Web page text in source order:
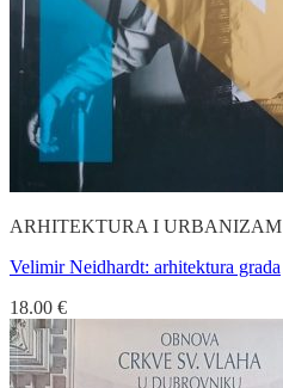
ARHITEKTURA I URBANIZAM
Velimir Neidhardt: arhitektura grada
18.00 €